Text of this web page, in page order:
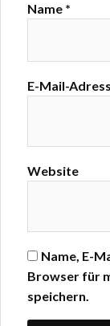
Name *
E-Mail-
Website
Name, E-
Browser für
speichern.